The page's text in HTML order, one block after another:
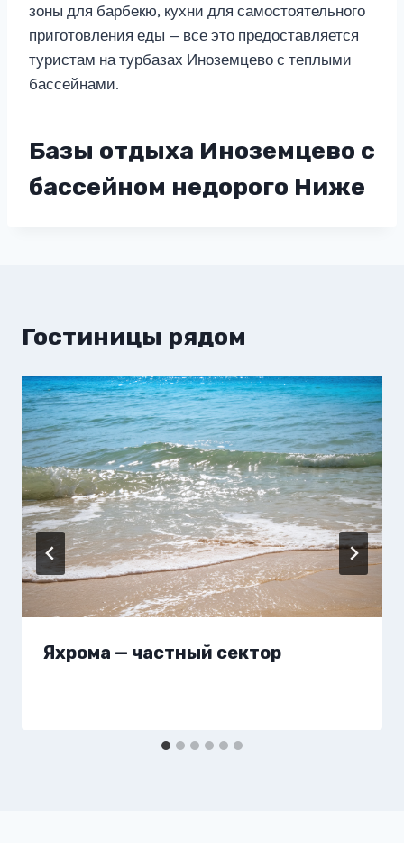
зоны для барбекю, кухни для самостоятельного
приготовления еды — все это предоставляется
туристам на турбазах Иноземцево с теплыми
бассейнами.
Базы отдыха Иноземцево с
бассейном недорого Ниже
Гостиницы рядом
Яхрома — частный сектор